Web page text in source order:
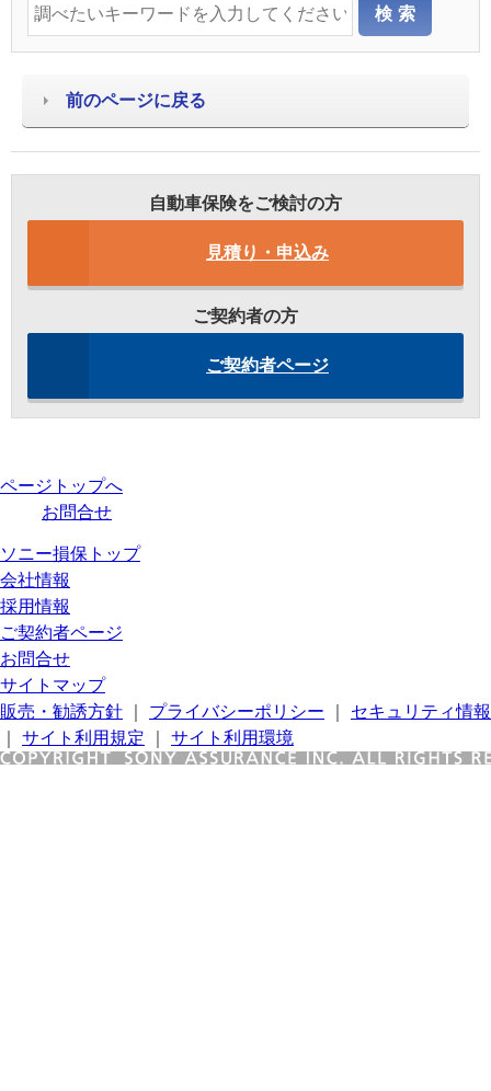
前のページに戻る
自動車保険をご検討の方
見積り・申込み
ご契約者の方
ご契約者ページ
ページトップへ
お問合せ
ソニー損保トップ
会社情報
採用情報
ご契約者ページ
お問合せ
サイトマップ
販売・勧誘方針
プライバシーポリシー
セキュリティ情報
サイト利用規定 サイト利用環境